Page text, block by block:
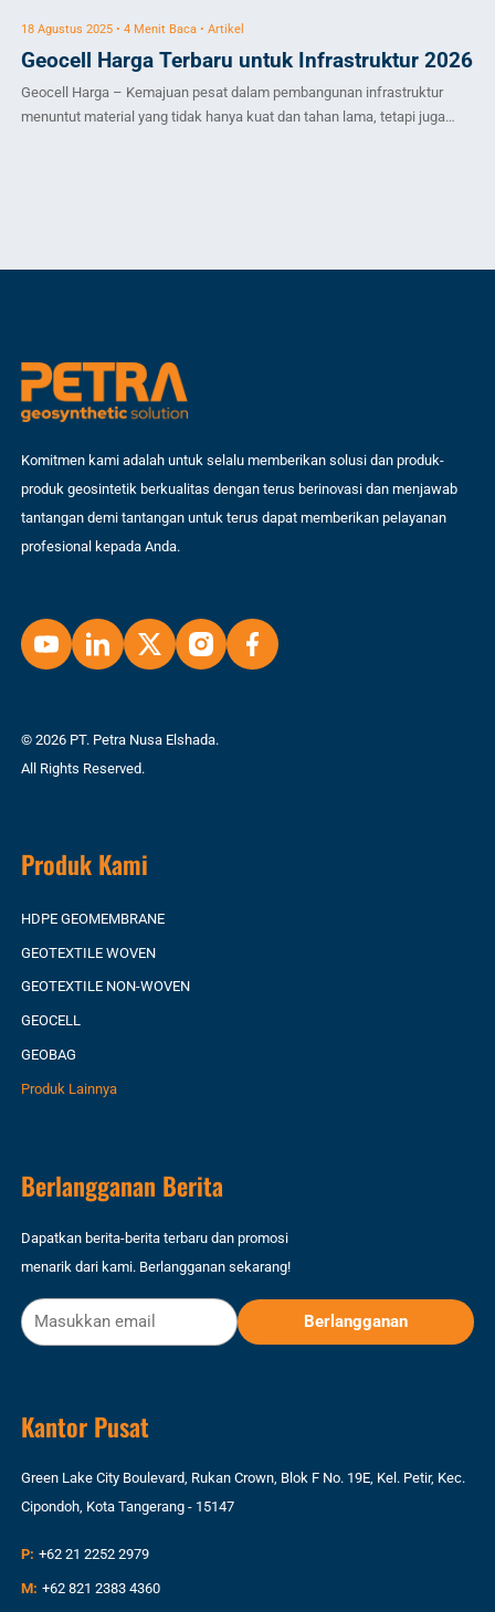
18 Agustus 2025 • 4 Menit Baca • Artikel
Geocell Harga Terbaru untuk Infrastruktur 2026
Geocell Harga – Kemajuan pesat dalam pembangunan infrastruktur
menuntut material yang tidak hanya kuat dan tahan lama, tetapi juga
Komitmen kami adalah untuk selalu memberikan solusi dan produk-
produk geosintetik berkualitas dengan terus berinovasi dan menjawab
tantangan demi tantangan untuk terus dapat memberikan pelayanan
profesional kepada Anda.
© 2026 PT. Petra Nusa Elshada.
All Rights Reserved.
Produk Kami
HDPE GEOMEMBRANE
GEOTEXTILE WOVEN
GEOTEXTILE NON-WOVEN
GEOCELL
GEOBAG
Produk Lainnya
Berlangganan Berita
Dapatkan berita-berita terbaru dan promosi
menarik dari kami. Berlangganan sekarang!
Kantor Pusat
Green Lake City Boulevard, Rukan Crown, Blok F No. 19E, Kel. Petir, Kec.
Cipondoh, Kota Tangerang - 15147
P: +62 21 2252 2979
M: +62 821 2383 4360